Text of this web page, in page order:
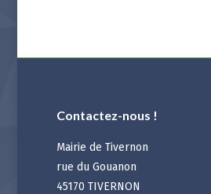
Contactez-nous !
Mairie de Tivernon
rue du Gouanon
45170 TIVERNON